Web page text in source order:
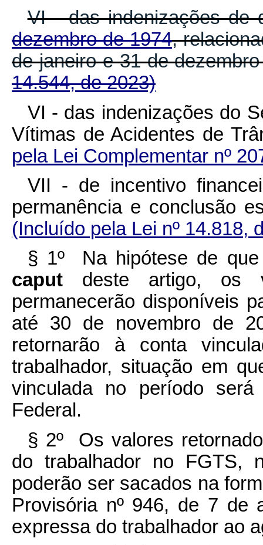
VI - das indenizações
dezembro de 1974,
de janeiro e 31 de
14.544, de 2023)
VI - das indenizações do
Vítimas de Acidentes de
pela Lei Complementar nº
VII - de incentivo
permanência e conclusão
(Incluído pela Lei nº 14.818,
§ 1º Na hipótese de
caput deste artigo, os
permanecerão disponíveis
até 30 de novembro de
retornarão à conta
trabalhador, situação em
vinculada no período
Federal.
§ 2º Os valores
do trabalhador no FGTS,
poderão ser sacados na
Provisória nº 946, de 7 de
expressa do trabalhador ao